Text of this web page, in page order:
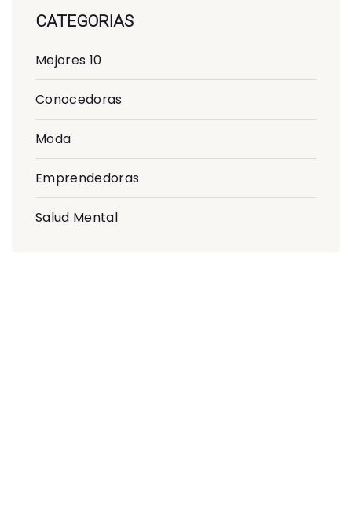
CATEGORIAS
Mejores 10
Conocedoras
Moda
Emprendedoras
Salud Mental